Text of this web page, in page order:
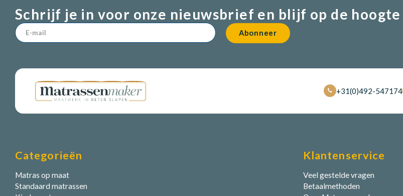
Schrijf je in voor onze nieuwsbrief en blijf op de hoogte
Abonneer
+31(0)492-547174
Categorieën
Matras op maat
Standaard matrassen
Klantenservice
Veel gestelde vragen
Betaalmethoden